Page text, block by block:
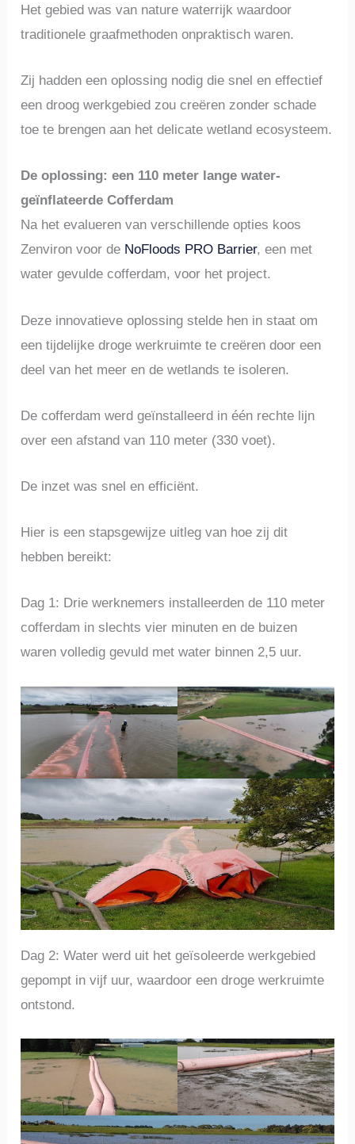
Het gebied was van nature waterrijk waardoor
traditionele graafmethoden onpraktisch waren.
Zij hadden een oplossing nodig die snel en effectief
een droog werkgebied zou creëren zonder schade
toe te brengen aan het delicate wetland ecosysteem.
De oplossing: een 110 meter lange water-
geïnflateerde Cofferdam
Na het evalueren van verschillende opties koos
Zenviron voor de NoFloods PRO Barrier, een met
water gevulde cofferdam, voor het project.
Deze innovatieve oplossing stelde hen in staat om
een tijdelijke droge werkruimte te creëren door een
deel van het meer en de wetlands te isoleren.
De cofferdam werd geïnstalleerd in één rechte lijn
over een afstand van 110 meter (330 voet).
De inzet was snel en efficiënt.
Hier is een stapsgewijze uitleg van hoe zij dit
hebben bereikt:
Dag 1: Drie werknemers installeerden de 110 meter
cofferdam in slechts vier minuten en de buizen
waren volledig gevuld met water binnen 2,5 uur.
Dag 2: Water werd uit het geïsoleerde werkgebied
gepompt in vijf uur, waardoor een droge werkruimte
ontstond.